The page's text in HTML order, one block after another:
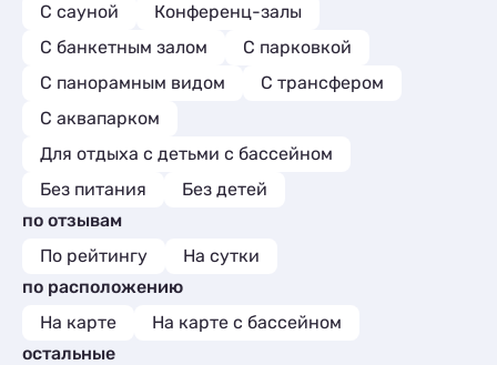
С сауной
Конференц-залы
С банкетным залом
С парковкой
С панорамным видом
С трансфером
С аквапарком
Для отдыха с детьми с бассейном
Без питания
Без детей
по отзывам
По рейтингу
На сутки
по расположению
На карте
На карте с бассейном
остальные